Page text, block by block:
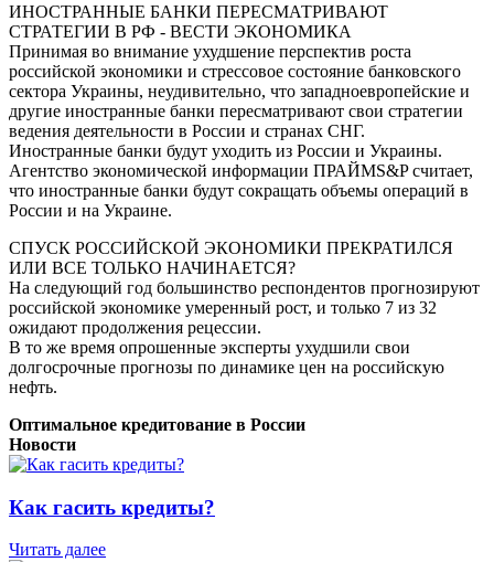
ИНОСТРАННЫЕ БАНКИ ПЕРЕСМАТРИВАЮТ
СТРАТЕГИИ В РФ - ВЕСТИ ЭКОНОМИКА
Принимая во внимание ухудшение перспектив роста
российской экономики и стрессовое состояние банковского
сектора Украины, неудивительно, что западноевропейские и
другие иностранные банки пересматривают свои стратегии
ведения деятельности в России и странах СНГ.
Иностранные банки будут уходить из России и Украины.
Агентство экономической информации ПРАЙМS&P считает,
что иностранные банки будут сокращать объемы операций в
России и на Украине.
СПУСК РОССИЙСКОЙ ЭКОНОМИКИ ПРЕКРАТИЛСЯ
ИЛИ ВСЕ ТОЛЬКО НАЧИНАЕТСЯ?
На следующий год большинство респондентов прогнозируют
российской экономике умеренный рост, и только 7 из 32
ожидают продолжения рецессии.
В то же время опрошенные эксперты ухудшили свои
долгосрочные прогнозы по динамике цен на российскую
нефть.
Оптимальное кредитование в России
Новости
Как гасить кредиты?
Читать далее